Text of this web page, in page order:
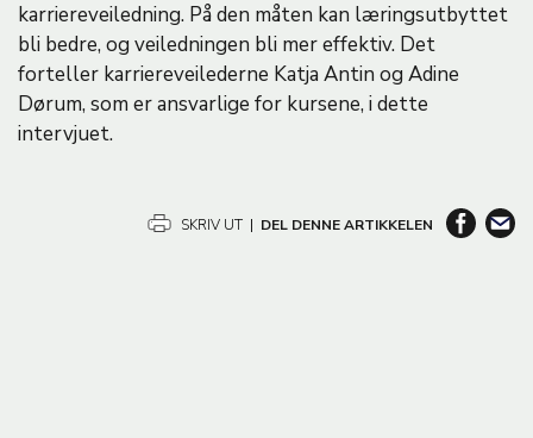
karriereveiledning. På den måten kan læringsutbyttet
bli bedre, og veiledningen bli mer effektiv. Det
forteller karriereveilederne Katja Antin og Adine
Dørum, som er ansvarlige for kursene, i dette
intervjuet.
SKRIV UT | DEL DENNE ARTIKKELEN